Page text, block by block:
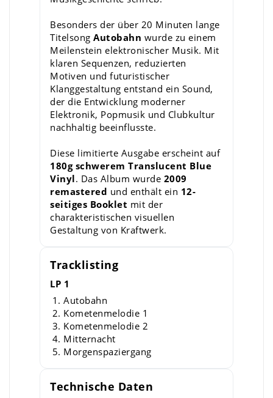
Besonders der über 20 Minuten lange
Titelsong Autobahn wurde zu einem
Meilenstein elektronischer Musik. Mit
klaren Sequenzen, reduzierten
Motiven und futuristischer
Klanggestaltung entstand ein Sound,
der die Entwicklung moderner
Elektronik, Popmusik und Clubkultur
nachhaltig beeinflusste.
Diese limitierte Ausgabe erscheint auf
180g schwerem Translucent Blue
Vinyl. Das Album wurde 2009
remastered und enthält ein 12-
seitiges Booklet mit der
charakteristischen visuellen
Gestaltung von Kraftwerk.
Tracklisting
LP 1
Autobahn
Kometenmelodie 1
Kometenmelodie 2
Mitternacht
Morgenspaziergang
Technische Daten